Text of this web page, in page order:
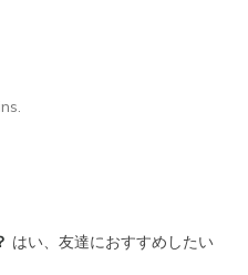
はい、友達におすすめしたい